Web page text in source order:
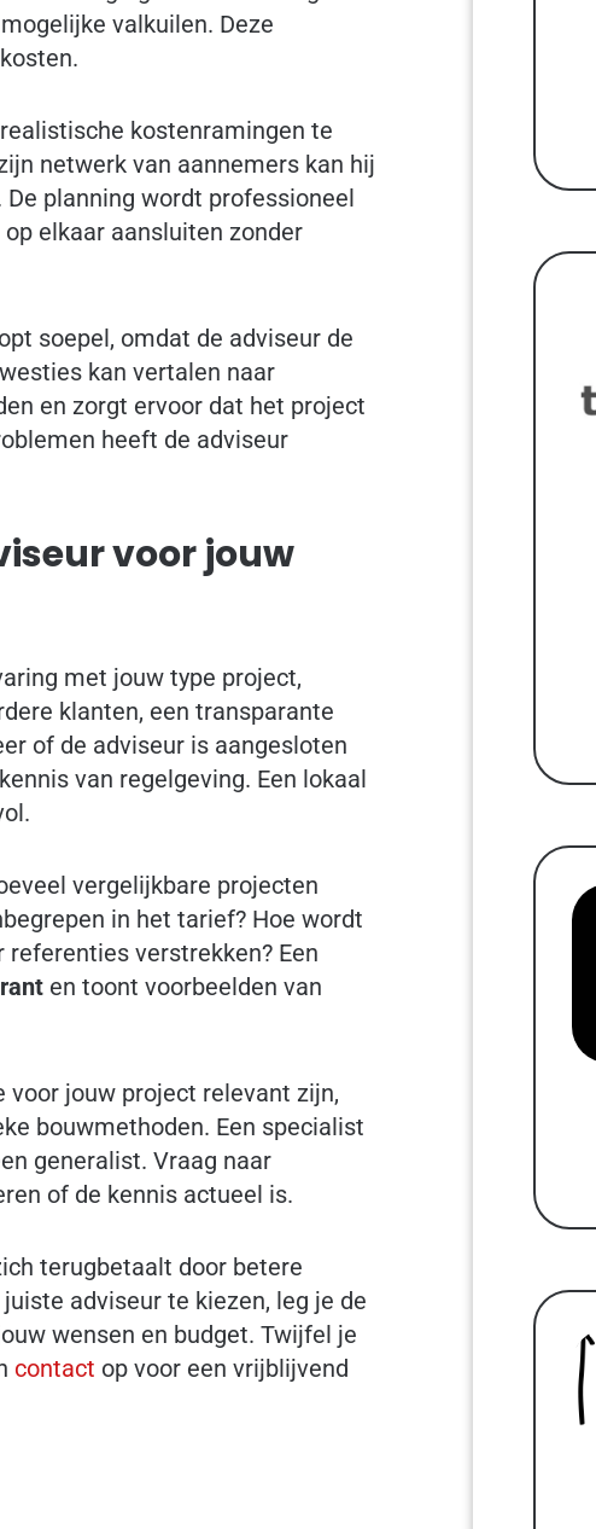
valkuilen. Deze
kostenramingen te
netwerk van aannemers kan hij
planning wordt professioneel
elkaar aansluiten zonder
soepel, omdat de adviseur de
kan vertalen naar
en zorgt ervoor dat het project
heeft de adviseur
voor jouw
met jouw type project,
klanten, een transparante
of de adviseur is aangesloten
van regelgeving. Een lokaal
vergelijkbare projecten
in het tarief? Hoe wordt
verstrekken? Een
en toont voorbeelden van
voor jouw project relevant zijn,
bouwmethoden. Een specialist
generalist. Vraag naar
of de kennis actueel is.
terugbetaalt door betere
adviseur te kiezen, leg je de
wensen en budget. Twijfel je
contact op voor een vrijblijvend